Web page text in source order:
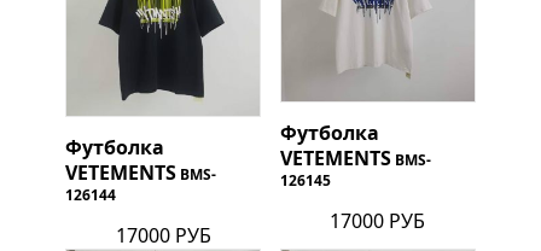
Футболка
VETEMENTS BMS-
126144
17000 РУБ
Футболка
VETEMENTS BMS-
126145
17000 РУБ